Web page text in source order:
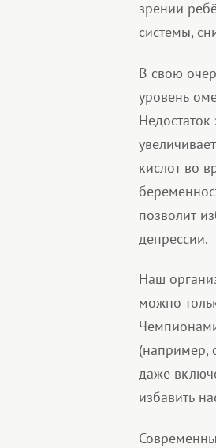
зрении
системы,
В свою
уровень
кислот во
позволит
депрессии.
Наш
можно
(например,
даже
избавить